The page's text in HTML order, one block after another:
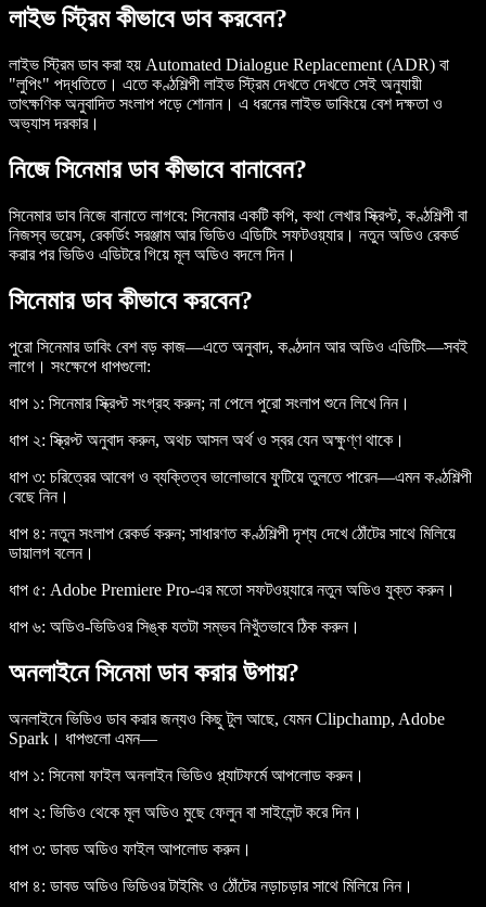
লাইভ স্ট্রিম কীভাবে ডাব করবেন?
লাইভ স্ট্রিম ডাব করা হয় Automated Dialogue Replacement (ADR) বা
"লুপিং" পদ্ধতিতে। এতে কণ্ঠশিল্পী লাইভ স্ট্রিম দেখতে দেখতে সেই অনুযায়ী
তাৎক্ষণিক অনুবাদিত সংলাপ পড়ে শোনান। এ ধরনের লাইভ ডাবিংয়ে বেশ দক্ষতা ও
অভ্যাস দরকার।
নিজে সিনেমার ডাব কীভাবে বানাবেন?
সিনেমার ডাব নিজে বানাতে লাগবে: সিনেমার একটি কপি, কথা লেখার স্ক্রিপ্ট, কণ্ঠশিল্পী বা
নিজস্ব ভয়েস, রেকর্ডিং সরঞ্জাম আর ভিডিও এডিটিং সফটওয়্যার। নতুন অডিও রেকর্ড
করার পর ভিডিও এডিটরে গিয়ে মূল অডিও বদলে দিন।
সিনেমার ডাব কীভাবে করবেন?
পুরো সিনেমার ডাবিং বেশ বড় কাজ—এতে অনুবাদ, কণ্ঠদান আর অডিও এডিটিং—সবই
লাগে। সংক্ষেপে ধাপগুলো:
ধাপ ১: সিনেমার স্ক্রিপ্ট সংগ্রহ করুন; না পেলে পুরো সংলাপ শুনে লিখে নিন।
ধাপ ২: স্ক্রিপ্ট অনুবাদ করুন, অথচ আসল অর্থ ও স্বর যেন অক্ষুণ্ণ থাকে।
ধাপ ৩: চরিত্রের আবেগ ও ব্যক্তিত্ব ভালোভাবে ফুটিয়ে তুলতে পারেন—এমন কণ্ঠশিল্পী
বেছে নিন।
ধাপ ৪: নতুন সংলাপ রেকর্ড করুন; সাধারণত কণ্ঠশিল্পী দৃশ্য দেখে ঠোঁটের সাথে মিলিয়ে
ডায়ালগ বলেন।
ধাপ ৫: Adobe Premiere Pro-এর মতো সফটওয়্যারে নতুন অডিও যুক্ত করুন।
ধাপ ৬: অডিও-ভিডিওর সিঙ্ক যতটা সম্ভব নিখুঁতভাবে ঠিক করুন।
অনলাইনে সিনেমা ডাব করার উপায়?
অনলাইনে ভিডিও ডাব করার জন্যও কিছু টুল আছে, যেমন Clipchamp, Adobe
Spark। ধাপগুলো এমন—
ধাপ ১: সিনেমা ফাইল অনলাইন ভিডিও প্ল্যাটফর্মে আপলোড করুন।
ধাপ ২: ভিডিও থেকে মূল অডিও মুছে ফেলুন বা সাইলেন্ট করে দিন।
ধাপ ৩: ডাবড অডিও ফাইল আপলোড করুন।
ধাপ ৪: ডাবড অডিও ভিডিওর টাইমিং ও ঠোঁটের নড়াচড়ার সাথে মিলিয়ে নিন।